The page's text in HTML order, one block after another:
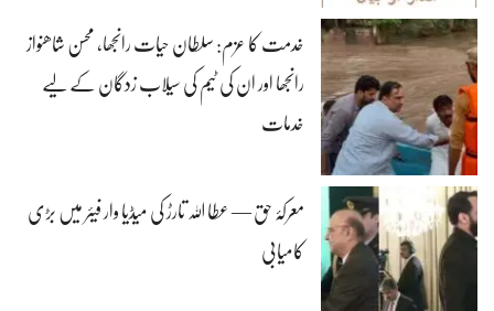
خدمت کا عزم: سلطان حیات رانجھا، محسن شاھنواز
رانجھا اور ان کی ٹیم کی سیلاب زدگان کے لیے
خدمات
معرکۂ حق — عطا اللہ تارڑ کی میڈیا وار فیئر میں بڑی
کامیابی